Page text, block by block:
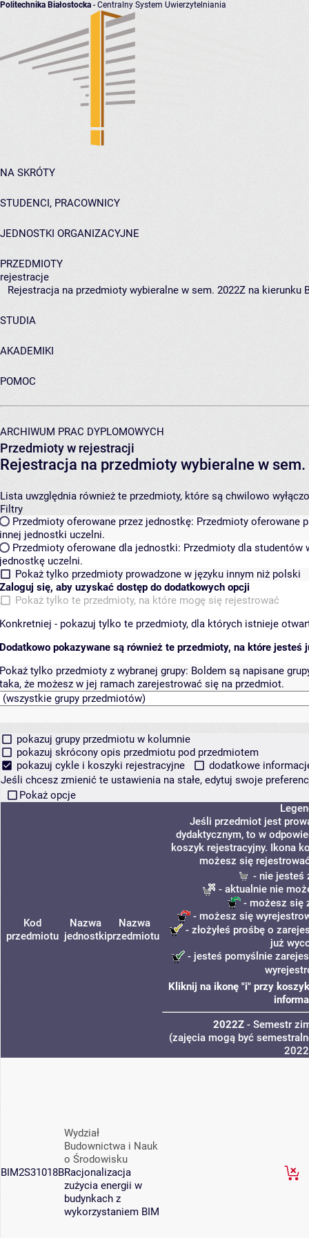
Politechnika Białostocka - Centralny System Uwierzytelniania
NA SKRÓTY
STUDENCI, PRACOWNICY
JEDNOSTKI ORGANIZACYJNE
PRZEDMIOTY
rejestracje
Rejestracja na przedmioty wybieralne w sem. 2022Z na kierunku
STUDIA
AKADEMIKI
POMOC
ARCHIWUM PRAC DYPLOMOWYCH
Przedmioty w rejestracji
Rejestracja na przedmioty wybieralne w
Lista uwzględnia również te przedmioty, które są chwilowo
Filtry
Przedmioty oferowane przez jednostkę: Przedmioty oferowane
innej jednostki uczelni.
Przedmioty oferowane dla jednostki: Przedmioty dla studentów
jednostkę uczelni.
Pokaż tylko przedmioty prowadzone w języku innym niż polski
Zaloguj się, aby uzyskać dostęp do dodatkowych opcji
Pokaż tylko te przedmioty, na które mogę się rejestrować
Konkretniej - pokazuj tylko te przedmioty, dla których istnieje
Dodatkowo pokazywane są również te przedmioty, na które jesteś
Pokaż tylko przedmioty z wybranej grupy: Boldem są napisane
taka, że możesz w jej ramach zarejestrować się na przedmiot.
pokazuj grupy przedmiotu w kolumnie
pokazuj skrócony opis przedmiotu pod przedmiotem
pokazuj cykle i koszyki rejestracyjne
dodatkowe
Jeśli chcesz zmienić te ustawienia na stałe, edytuj swoje
Pokaż opcje
Kod
przedmiotu
Nazwa
jednostki
Nazwa
przedmiotu
Jeśli przedmiot jest
dydaktycznym, to w
koszyk rejestracyjny. Ikona
możesz się
- nie jesteś
- aktualnie nie
- możesz się
- możesz się
- złożyłeś prośbę o
już
- jesteś pomyślnie
Kliknij na ikonę "i" przy
2022Z- Semestr
(zajęcia mogą być
BIM2S31018B
Wydział
Budownictwa i Nauk
o Środowisku
Racjonalizacja
zużycia energii w
budynkach z
wykorzystaniem BIM